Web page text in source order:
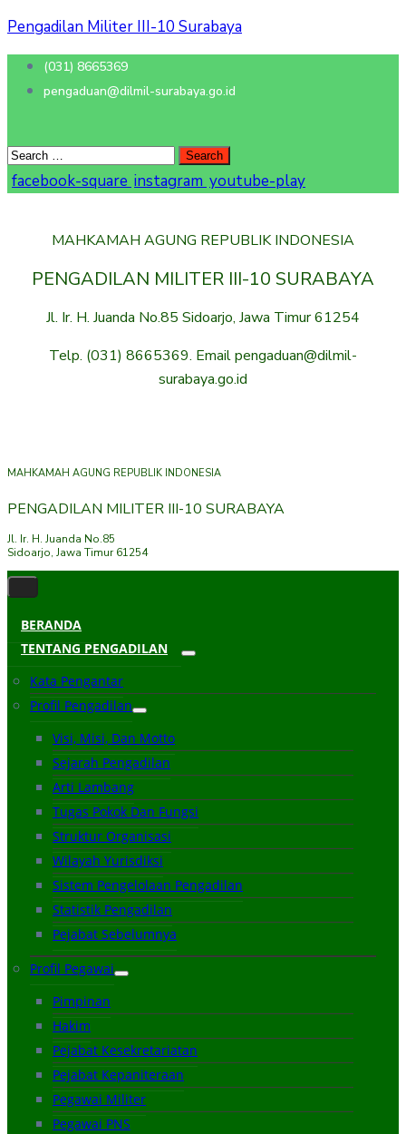
Pengadilan Militer III-10 Surabaya
(031) 8665369
pengaduan@dilmil-surabaya.go.id
facebook-square instagram youtube-play
MAHKAMAH AGUNG REPUBLIK INDONESIA
PENGADILAN MILITER III-10 SURABAYA
Jl. Ir. H. Juanda No.85 Sidoarjo, Jawa Timur 61254
Telp. (031) 8665369. Email pengaduan@dilmil-
surabaya.go.id
MAHKAMAH AGUNG REPUBLIK INDONESIA
PENGADILAN MILITER III-10 SURABAYA
Jl. Ir. H. Juanda No.85
Sidoarjo, Jawa Timur 61254
BERANDA
TENTANG PENGADILAN
Kata Pengantar
Profil Pengadilan
Visi, Misi, Dan Motto
Sejarah Pengadilan
Arti Lambang
Tugas Pokok Dan Fungsi
Struktur Organisasi
Wilayah Yurisdiksi
Sistem Pengelolaan Pengadilan
Statistik Pengadilan
Pejabat Sebelumnya
Profil Pegawai
Pimpinan
Hakim
Pejabat Kesekretariatan
Pejabat Kepaniteraan
Pegawai Militer
Pegawai PNS